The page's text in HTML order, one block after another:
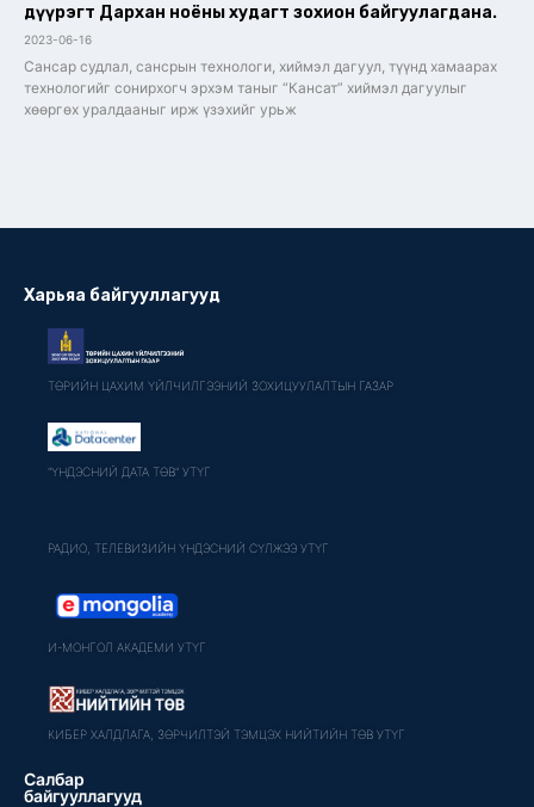
дүүрэгт Дархан ноёны худагт зохион байгуулагдана.
2023-06-16
Сансар судлал, сансрын технологи, хиймэл дагуул, түүнд хамаарах
технологийг сонирхогч эрхэм таныг “Кансат” хиймэл дагуулыг
хөөргөх уралдааныг ирж үзэхийг урьж
Харьяа байгууллагууд
ТӨРИЙН ЦАХИМ ҮЙЛЧИЛГЭЭНИЙ ЗОХИЦУУЛАЛТЫН ГАЗАР
"ҮНДЭСНИЙ ДАТА ТӨВ" УТҮГ
РАДИО, ТЕЛЕВИЗИЙН ҮНДЭСНИЙ СҮЛЖЭЭ УТҮГ
И-МОНГОЛ АКАДЕМИ УТҮГ
КИБЕР ХАЛДЛАГА, ЗӨРЧИЛТЭЙ ТЭМЦЭХ НИЙТИЙН ТӨВ УТҮГ
Салбар
байгууллагууд